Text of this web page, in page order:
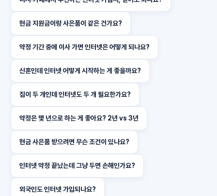
현금 지원금이랑 사은품이 같은 건가요?
약정 기간 중에 이사 가면 인터넷은 어떻게 되나요?
신혼인데 인터넷 어떻게 시작하는 게 좋을까요?
집이 두 개인데 인터넷도 두 개 필요한가요?
약정은 몇 년으로 하는 게 좋아요? 2년 vs 3년
현금 사은품 받으려면 무슨 조건이 있나요?
인터넷 약정 끝났는데 그냥 두면 손해인가요?
외국인도 인터넷 가입되나요?